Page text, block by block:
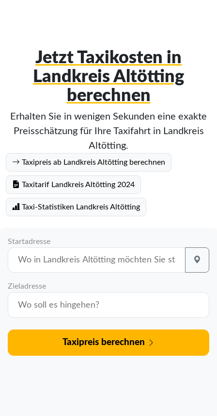
Jetzt Taxikosten in
Landkreis Altötting
berechnen
Erhalten Sie in wenigen Sekunden eine exakte
Preisschätzung für Ihre Taxifahrt in Landkreis
Altötting.
Taxipreis ab Landkreis Altötting berechnen
Taxitarif Landkreis Altötting 2024
Taxi-Statistiken Landkreis Altötting
Startadresse
Zieladresse
Taxipreis berechnen